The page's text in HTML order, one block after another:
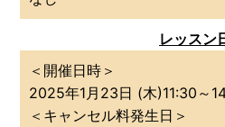
レッスン
＜開催日時＞
2025年1月23日 (木)11:30～
＜キャンセル料発生日＞